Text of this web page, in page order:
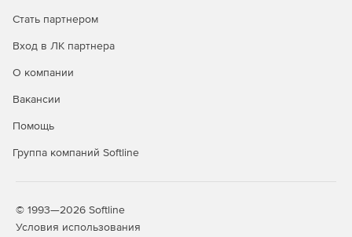
тенденций производительности, использования и
пропускной способности сети.
Отправка отчетов по электронной почте, сохранение
Стать партнером
Вход в ЛК партнера
О компании
Вакансии
Помощь
Группа компаний Softline
© 1993—2026 Softline
Условия использования